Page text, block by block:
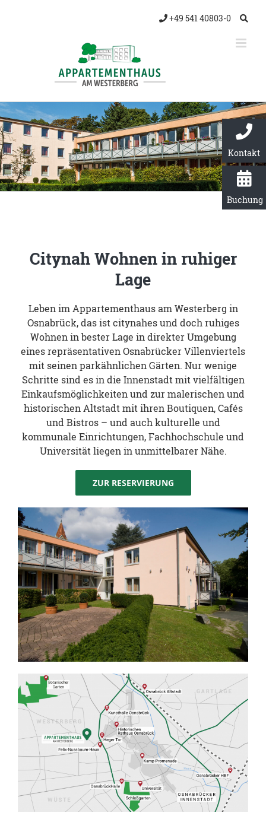
+49 541 40803-0
Kontakt
Buchung
Citynah Wohnen in ruhiger
Lage
Leben im Appartementhaus am Westerberg in
Osnabrück, das ist citynahes und doch ruhiges
Wohnen in bester Lage in direkter Umgebung
eines repräsentativen Osnabrücker Villenviertels
mit seinen parkähnlichen Gärten. Nur wenige
Schritte sind es in die Innenstadt mit vielfältigen
Einkaufsmöglichkeiten und zur malerischen und
historischen Altstadt mit ihren Boutiquen, Cafés
und Bistros – und auch kulturelle und
kommunale Einrichtungen, Fachhochschule und
Universität liegen in unmittelbarer Nähe.
ZUR RESERVIERUNG